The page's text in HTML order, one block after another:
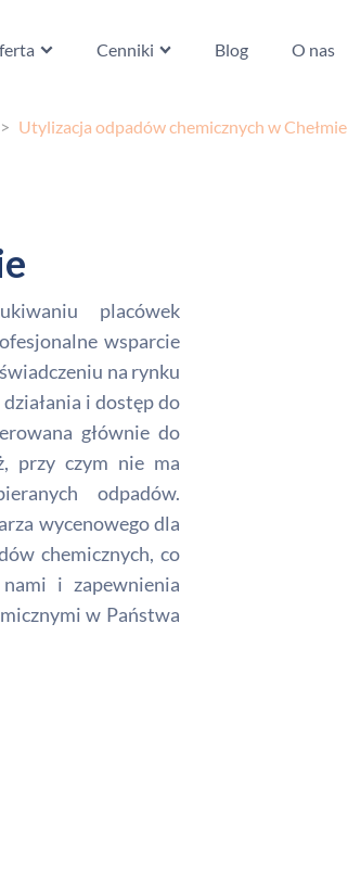
Cenniki Blog O nas
Utylizacja odpadów chemicznych w Chełmie
placówek
wsparcie
na rynku
i dostęp do
głównie do
przy czym nie ma
odpadów.
wycenowego dla
chemicznych, co
i zapewnienia
w Państwa